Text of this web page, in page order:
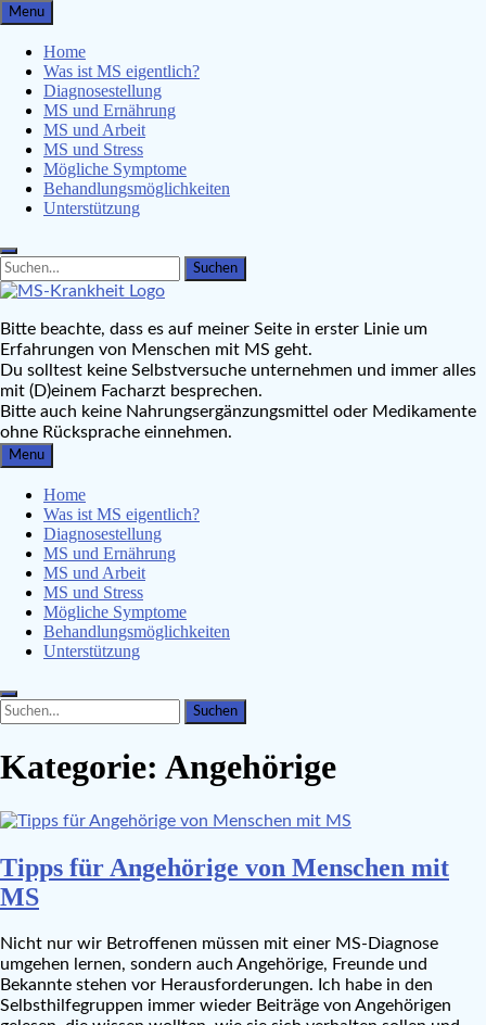
Skip
to
content
Menu
Home
Was ist MS eigentlich?
Diagnosestellung
MS und Ernährung
MS und Arbeit
MS und Stress
Mögliche Symptome
Behandlungsmöglichkeiten
Unterstützung
Search
for:
Search
MS-Krankheit.de
Leben mit Multipler Sklerose
Bitte beachte, dass es auf meiner Seite in erster Linie um
Erfahrungen von Menschen mit MS geht.
Du solltest keine Selbstversuche unternehmen und immer alles
mit (D)einem Facharzt besprechen.
Bitte auch keine Nahrungsergänzungsmittel oder Medikamente
ohne Rücksprache einnehmen.
Menu
Home
Was ist MS eigentlich?
Diagnosestellung
MS und Ernährung
MS und Arbeit
MS und Stress
Mögliche Symptome
Behandlungsmöglichkeiten
Unterstützung
Search
for:
Search
Kategorie: Angehörige
Tipps für Angehörige von Menschen mit
MS
Nicht nur wir Betroffenen müssen mit einer MS-Diagnose
umgehen lernen, sondern auch Angehörige, Freunde und
Bekannte stehen vor Herausforderungen. Ich habe in den
Selbsthilfegruppen immer wieder Beiträge von Angehörigen